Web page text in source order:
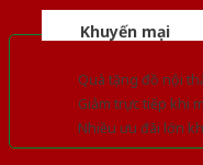
Khuyến mại
Quà tặng đồ nội
Giảm trực tiếp khi
Nhiều ưu đãi lớn